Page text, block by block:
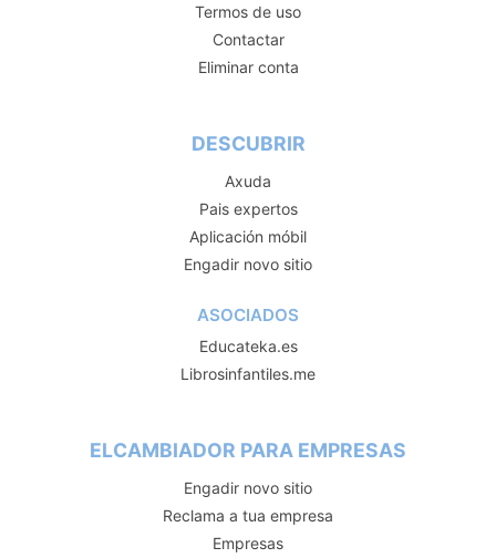
Termos de uso
Contactar
Eliminar conta
DESCUBRIR
Axuda
Pais expertos
Aplicación móbil
Engadir novo sitio
ASOCIADOS
Educateka.es
Librosinfantiles.me
ELCAMBIADOR PARA EMPRESAS
Engadir novo sitio
Reclama a tua empresa
Empresas